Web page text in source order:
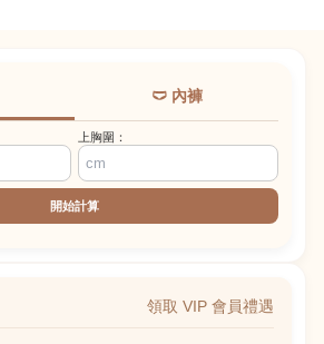
🩲 內褲
上胸圍：
開始計算
領取 VIP 會員禮遇